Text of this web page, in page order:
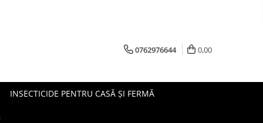
0762976644 0,00
INSECTICIDE PENTRU CASĂ ȘI FERMĂ